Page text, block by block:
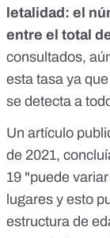
letalidad: el
entre el total
consultados,
esta tasa ya
se detecta a
Un artículo
de 2021,
19 "puede
lugares y esto
estructura de